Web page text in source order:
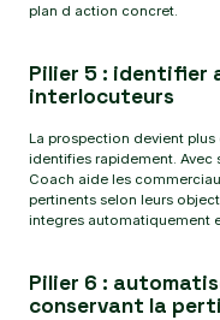
plan d action concret.
Pilier 5 : identifier
interlocuteurs
La prospection devient
identifies rapidement. Avec
Coach aide les
pertinents selon leurs
integres automatiquement
Pilier 6 :
conservant la